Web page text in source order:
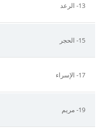
13- الرعد
15- الحجر
17- الإسراء
19- مريم